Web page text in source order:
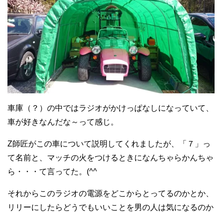
車庫（？）の中ではラジオがかけっぱなしになっていて、
車が好きなんだな～って感じ。
Z師匠がこの車について説明してくれましたが、「７」っ
て名前と、マッチの火をつけるときになんちゃらかんちゃ
ら・・・て言ってた。(^^ゞ
それからこのラジオの電源をどこからとってるのかとか、
リリーにしたらどうでもいいことを男の人は気になるのか